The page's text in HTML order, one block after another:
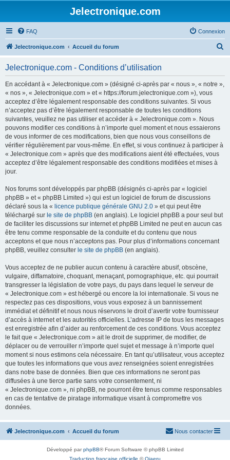
Jelectronique.com
FAQ Connexion
Jelectronique.com Accueil du forum
Jelectronique.com - Conditions d’utilisation
En accédant à « Jelectronique.com » (désigné ci-après par « nous », « notre »,
« nos », « Jelectronique.com » et « https://forum.jelectronique.com »), vous
acceptez d’être légalement responsable des conditions suivantes. Si vous
n’acceptez pas d’être légalement responsable de toutes les conditions
suivantes, veuillez ne pas utiliser et accéder à « Jelectronique.com ». Nous
pouvons modifier ces conditions à n’importe quel moment et nous essaierons
de vous informer de ces modifications, bien que nous vous conseillons de
vérifier régulièrement par vous-même. En effet, si vous continuez à participer à
« Jelectronique.com » après que des modifications aient été effectuées, vous
acceptez d’être légalement responsable des conditions modifiées et mises à
jour.
Nos forums sont développés par phpBB (désignés ci-après par « logiciel
phpBB » et « phpBB Limited ») qui est un logiciel de forum de discussions
déclaré sous la « licence publique générale GNU 2.0 » et qui peut être
téléchargé sur le site de phpBB (en anglais). Le logiciel phpBB a pour seul but
de faciliter les discussions sur internet et phpBB Limited ne peut en aucun cas
être tenu comme responsable de la conduite et du contenu que nous
acceptons et que nous n’acceptons pas. Pour plus d’informations concernant
phpBB, veuillez consulter le site de phpBB (en anglais).
Vous acceptez de ne publier aucun contenu à caractère abusif, obscène,
vulgaire, diffamatoire, choquant, menaçant, pornographique, etc. qui pourrait
transgresser la législation de votre pays, du pays dans lequel le serveur de
« Jelectronique.com » est hébergé ou encore la loi internationale. Si vous ne
respectez pas ces dispositions, vous vous exposez à un bannissement
immédiat et définitif et nous nous réservons le droit d’avertir votre fournisseur
d’accès à internet et les autorités officielles. L’adresse IP de tous les messages
est enregistrée afin d’aider au renforcement de ces conditions. Vous acceptez
le fait que « Jelectronique.com » ait le droit de supprimer, de modifier, de
déplacer ou de verrouiller n’importe quel sujet et message à n’importe quel
moment si nous estimons cela nécessaire. En tant qu’utilisateur, vous acceptez
que toutes les informations que vous avez renseignées soient enregistrées
dans notre base de données. Bien que ces informations ne seront pas
diffusées à une tierce partie sans votre consentement, ni
« Jelectronique.com », ni phpBB, ne pourront être tenus comme responsables
en cas de tentative de piratage informatique visant à compromettre vos
données.
Jelectronique.com Accueil du forum Nous contacter
Développé parphpBB® Forum Software © phpBB Limited
Traduction française officielle ©Qiaeru